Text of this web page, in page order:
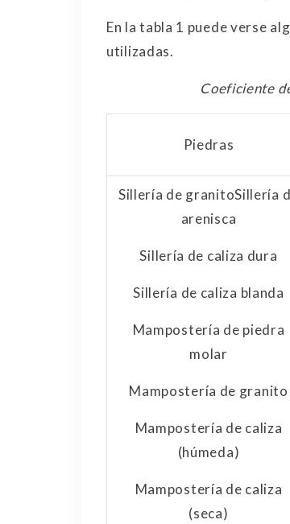
En la tabla 1 puede verse
utilizadas.
Coeficiente
Piedras
Sillería de granitoSillería
arenisca
Sillería de caliza dura
Sillería de caliza blanda
Mampostería de piedra
molar
Mampostería de granito
Mampostería de caliza
(húmeda)
Mampostería de caliza
(seca)